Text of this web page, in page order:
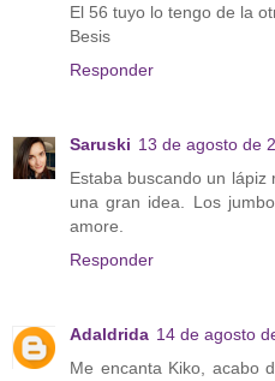
El 56 tuyo lo tengo de la
Besis
Responder
Saruski 13 de agosto de
Estaba buscando un
una gran idea. Los
amore.
Responder
Adaldrida 14 de agosto
Me encanta Kiko, acabo